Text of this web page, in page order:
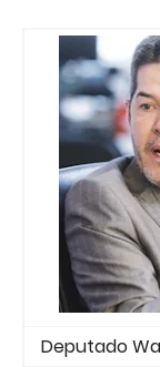
Deputado